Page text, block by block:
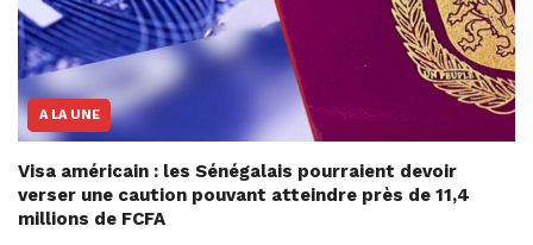
A LA UNE
Visa américain : les Sénégalais pourraient devoir
verser une caution pouvant atteindre près de 11,4
millions de FCFA